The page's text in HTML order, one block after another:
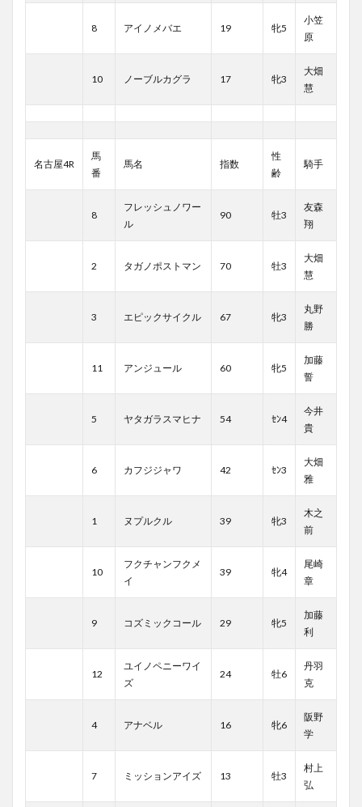
8 アイノメバエ 19 牝5
小笠
原
10 ノーブルカグラ 17 牝3
大畑
慧
名古屋4R
馬
番
馬名 指数
性
齢
騎手
8
フレッシュノワー
ル
90 牡3
友森
翔
2 タガノポストマン 70 牡3
大畑
慧
3 エピックサイクル 67 牝3
丸野
勝
11 アンジュール 60 牝5
加藤
誓
5 ヤタガラスマヒナ 54 ｾﾝ4
今井
貴
6 カフジジャワ 42 ｾﾝ3
大畑
雅
1 ヌプルクル 39 牝3
木之
前
10
フクチャンフクメ
イ
39 牝4
尾崎
章
9 コズミックコール 29 牝5
加藤
利
12
ユイノペニーワイ
ズ
24 牡6
丹羽
克
4 アナベル 16 牝6
阪野
学
7 ミッションアイズ 13 牡3
村上
弘